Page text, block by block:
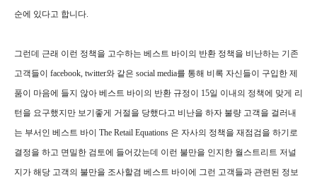
순에 있다고 합니다.
그런데 근래 이런 정책을 고수하는 베스트 바이의 반환 정책을 비난하는 기존
고객들이 facebook, twitter와 같은 social media를 통해 비록 자신들이 구입한 제
품이 마음에 들지 않아 베스트 바이의 반환 규정이 15일 이내의 정책에 맞게 리
턴을 요구했지만 보기좋게 거절을 당했다고 비난을 하자 불량 고객을 걸러내
는 부서인 베스트 바이 The Retail Equations 은 자사의 정책을 재점검을 하기로
결정을 하고 면밀한 검토에 들어갔는데 이런 불만을 인지한 월스트리트 저널
지가 해당 고객의 불만을 조사할겸 베스트 바이에 그런 고객들과 관련된 정보